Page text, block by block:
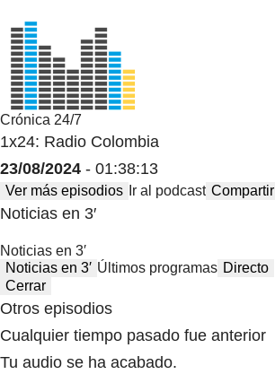
Crónica 24/7
1x24: Radio Colombia
23/08/2024 - 01:38:13
Ver más episodios Ir al podcast Compartir
Noticias en 3′
Noticias en 3′
Noticias en 3′ Últimos programas Directo
Cerrar
Otros episodios
Cualquier tiempo pasado fue anterior
Tu audio se ha acabado.